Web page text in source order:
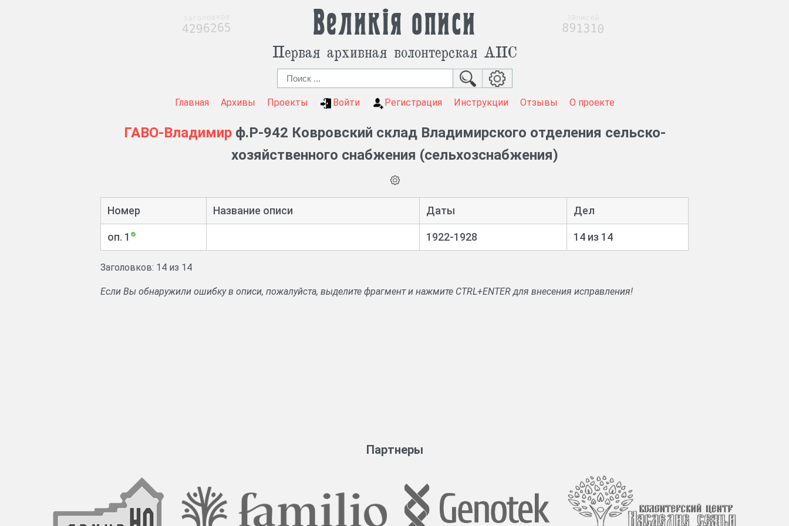
Великія описи
Первая архивная волонтерская АИС
Главная Архивы Проекты Войти Регистрация Инструкции Отзывы О проекте
ГАВО-Владимирф.Р-942 Ковровский склад Владимирского отделения сельско-
хозяйственного снабжения (сельхозснабжения)
Номер Название описи Даты Дел
оп. 1 1922-1928 14 из 14
Заголовков: 14 из 14
Если Вы обнаружили ошибку в описи, пожалуйста, выделите фрагмент и нажмите CTRL+ENTER для внесения исправления!
Партнеры
4296265 891310